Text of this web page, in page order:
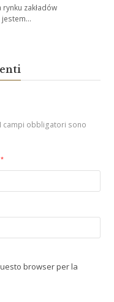
zakładów
jestem…
I campi obbligatori sono
*
browser per la